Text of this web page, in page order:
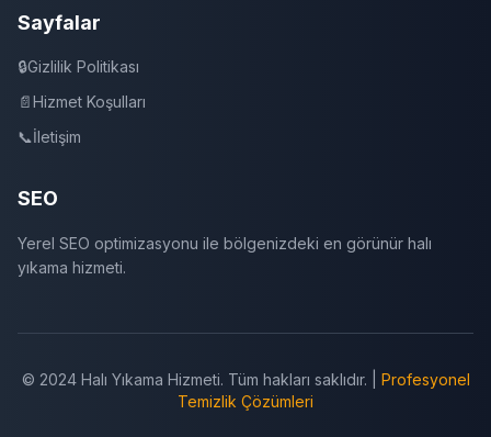
Sayfalar
🔒Gizlilik Politikası
📄Hizmet Koşulları
📞İletişim
SEO
Yerel SEO optimizasyonu ile bölgenizdeki en görünür halı
yıkama hizmeti.
© 2024 Halı Yıkama Hizmeti. Tüm hakları saklıdır. | Profesyonel
Temizlik Çözümleri